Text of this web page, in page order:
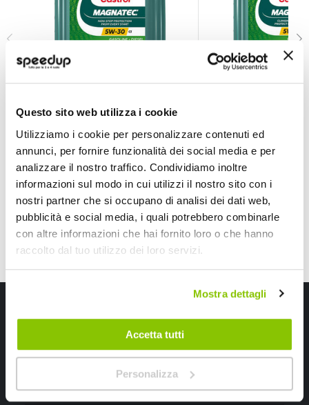
Questo sito web utilizza i cookie
Utilizziamo i cookie per personalizzare contenuti ed
annunci, per fornire funzionalità dei social media e per
analizzare il nostro traffico. Condividiamo inoltre
informazioni sul modo in cui utilizzi il nostro sito con i
nostri partner che si occupano di analisi dei dati web,
pubblicità e social media, i quali potrebbero combinarle
con altre informazioni che hai fornito loro o che hanno
raccolto dal tuo utilizzo dei loro servizi.
Mostra dettagli
Accetta tutti
Personalizza
Olio motore Magnatec 5W30 C3 - CASTROL
CASTROL
59,40 €
CONSEGNA IN 48H Spedizione gratuita!
Olio motore
59,40 €
CONSEGNA IN 48H
Iscriviti alla newsletter Speedup
Ricevi subito uno sconto del 10% per il tuo primo acquisto online!